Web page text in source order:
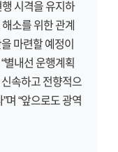
시격을 유지하
소를 위한 관계
마련할 예정이
별내선 운행계획
속하고 전향적으
며 “앞으로도 광역